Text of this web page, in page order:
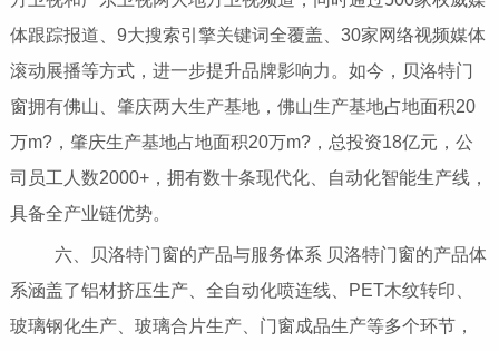
体跟踪报道、9大搜索引擎关键词全覆盖、30家网络视频媒体
滚动展播等方式，进一步提升品牌影响力。如今，贝洛特门
窗拥有佛山、肇庆两大生产基地，佛山生产基地占地面积20
万m?，肇庆生产基地占地面积20万m?，总投资18亿元，公
司员工人数2000+，拥有数十条现代化、自动化智能生产线，
具备全产业链优势。
六、贝洛特门窗的产品与服务体系 贝洛特门窗的产品体
系涵盖了铝材挤压生产、全自动化喷连线、PET木纹转印、
玻璃钢化生产、玻璃合片生产、门窗成品生产等多个环节，